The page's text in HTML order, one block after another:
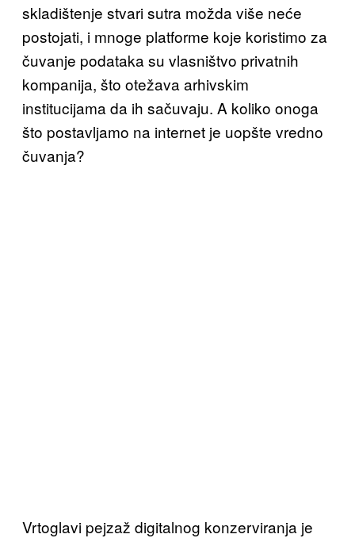
skladištenje stvari sutra možda više neće
postojati, i mnoge platforme koje koristimo za
čuvanje podataka su vlasništvo privatnih
kompanija, što otežava arhivskim
institucijama da ih sačuvaju. A koliko onoga
što postavljamo na internet je uopšte vredno
čuvanja?
Vrtoglavi pejzaž digitalnog konzerviranja je